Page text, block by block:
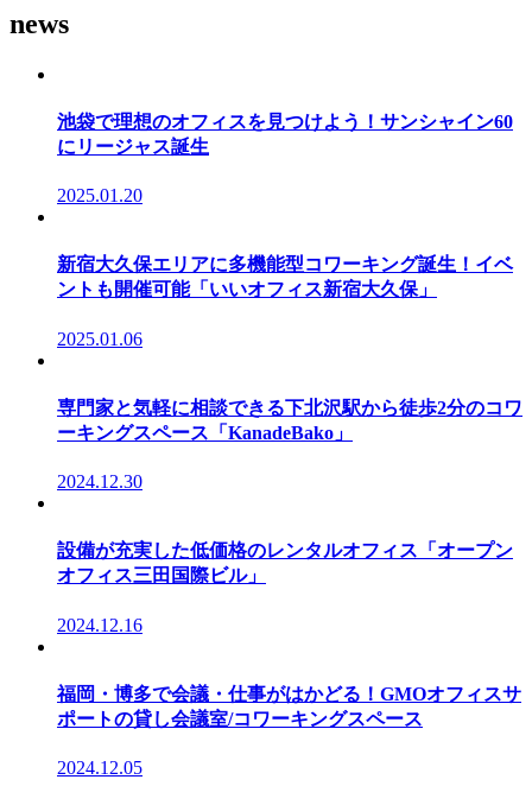
news
池袋で理想のオフィスを見つけよう！サンシャイン60
にリージャス誕生
2025.01.20
新宿大久保エリアに多機能型コワーキング誕生！イベ
ントも開催可能「いいオフィス新宿大久保」
2025.01.06
専門家と気軽に相談できる下北沢駅から徒歩2分のコワ
ーキングスペース「KanadeBako」
2024.12.30
設備が充実した低価格のレンタルオフィス「オープン
オフィス三田国際ビル」
2024.12.16
福岡・博多で会議・仕事がはかどる！GMOオフィスサ
ポートの貸し会議室/コワーキングスペース
2024.12.05